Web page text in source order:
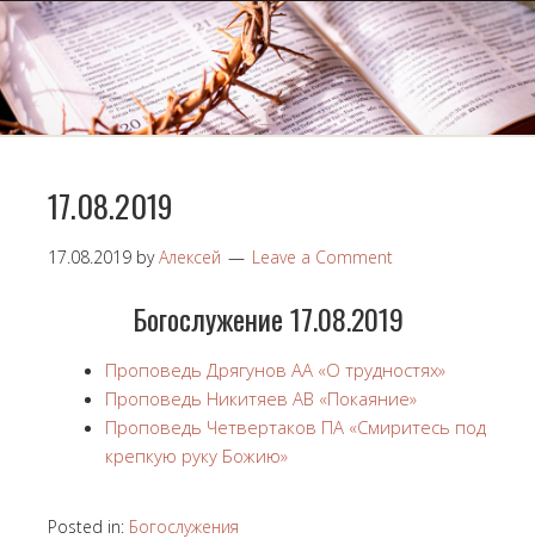
17.08.2019
17.08.2019 byАлексей Leave a Comment
Богослужение 17.08.2019
Проповедь Дрягунов АА «О трудностях»
Проповедь Никитяев АВ «Покаяние»
Проповедь Четвертаков ПА «Смиритесь под
крепкую руку Божию»
Posted in: Богослужения